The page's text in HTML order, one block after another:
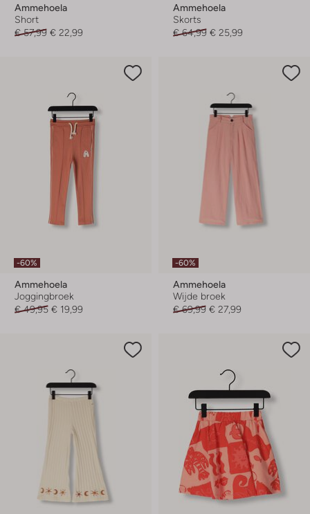
Ammehoela
Short
€ 57,99 € 22,99
Ammehoela
Skorts
€ 64,99 € 25,99
-60%
Ammehoela
Joggingbroek
€ 49,95 € 19,99
-60%
Ammehoela
Wijde broek
€ 69,99 € 27,99